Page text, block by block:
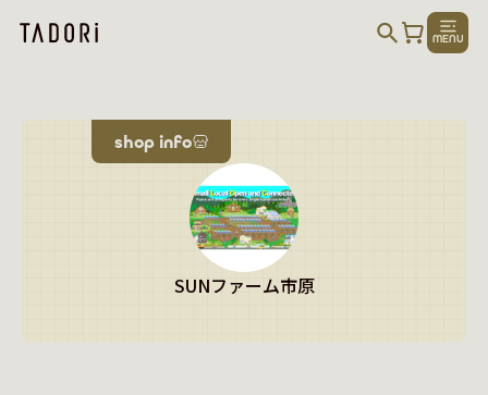
MENU
shop info
SUNファーム市原